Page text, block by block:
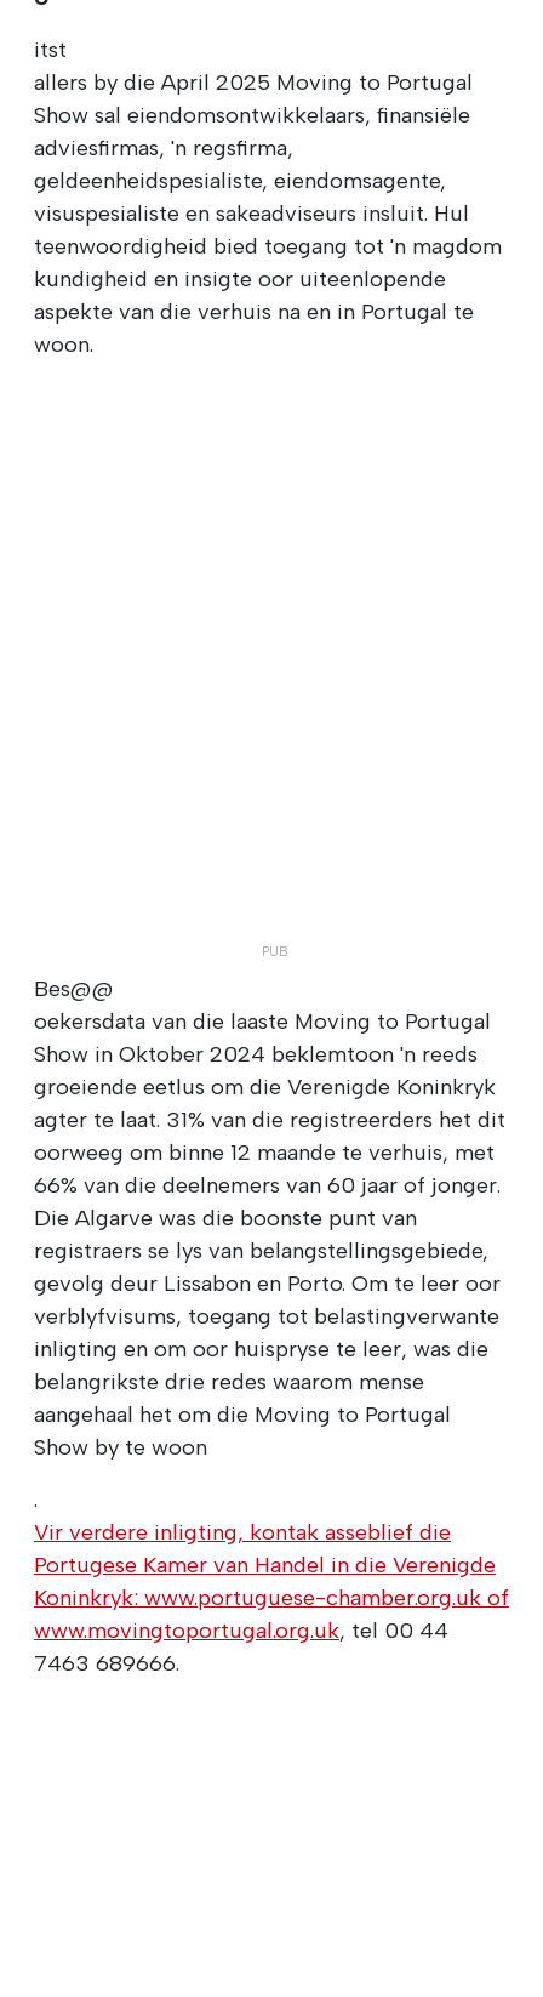
itst
allers by die April 2025 Moving to Portugal
Show sal eiendomsontwikkelaars, finansiële
adviesfirmas, 'n regsfirma,
geldeenheidspesialiste, eiendomsagente,
visuspesialiste en sakeadviseurs insluit. Hul
teenwoordigheid bied toegang tot 'n magdom
kundigheid en insigte oor uiteenlopende
aspekte van die verhuis na en in Portugal te
woon.
Bes@@
oekersdata van die laaste Moving to Portugal
Show in Oktober 2024 beklemtoon 'n reeds
groeiende eetlus om die Verenigde Koninkryk
agter te laat. 31% van die registreerders het dit
oorweeg om binne 12 maande te verhuis, met
66% van die deelnemers van 60 jaar of jonger.
Die Algarve was die boonste punt van
registraers se lys van belangstellingsgebiede,
gevolg deur Lissabon en Porto. Om te leer oor
verblyfvisums, toegang tot belastingverwante
inligting en om oor huispryse te leer, was die
belangrikste drie redes waarom mense
aangehaal het om die Moving to Portugal
Show by te woon
.
Vir verdere inligting, kontak asseblief die
Portugese Kamer van Handel in die Verenigde
Koninkryk: www.portuguese-chamber.org.uk of
www.movingtoportugal.org.uk, tel 00 44
7463 689666.